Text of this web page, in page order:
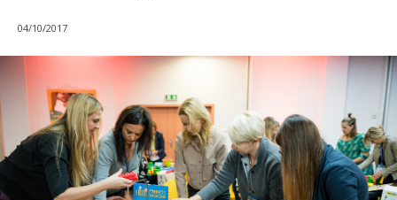
04/10/2017